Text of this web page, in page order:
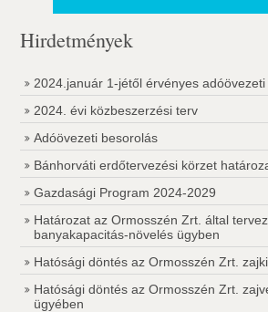
Hirdetmények
2024.január 1-jétől érvényes
2024. évi közbeszerzési terv
Adóövezeti besorolás
Bánhorváti erdőtervezési körzet
Gazdasági Program 2024-2029
Határozat az Ormosszén Zrt. által
banyakapacitás-növelés ügyben
Hatósági döntés az Ormosszén Zrt.
Hatósági döntés az Ormosszén Zrt.
ügyében